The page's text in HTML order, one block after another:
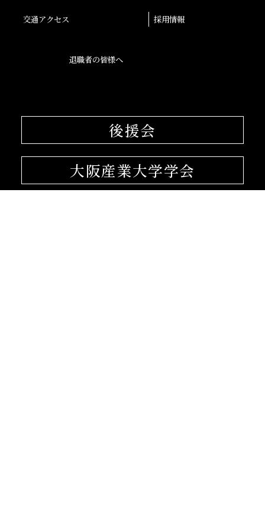
交通アクセス 採用情報
退職者の皆様へ
後援会
大阪産業大学学会